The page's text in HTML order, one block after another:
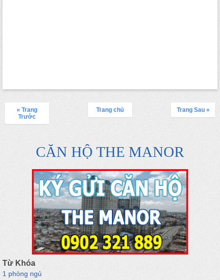
« Trang
Trước
Trang Sau »
Trang chủ
CĂN HỘ THE MANOR
Từ Khóa
1 phòng ngủ